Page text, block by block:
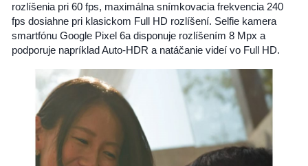
rozlíšenia pri 60 fps, maximálna snímkovacia frekvencia 240
fps dosiahne pri klasickom Full HD rozlíšení. Selfie kamera
smartfónu Google Pixel 6a disponuje rozlíšením 8 Mpx a
podporuje napríklad Auto-HDR a natáčanie videí vo Full HD.